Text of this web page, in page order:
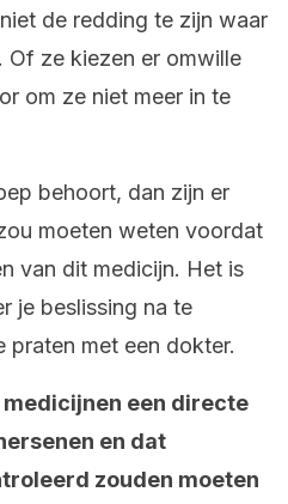
de redding te zijn waar
ze kiezen er omwille
om ze niet meer in te
behoort, dan zijn er
moeten weten voordat
van dit medicijn. Het is
je beslissing na te
praten met een dokter.
een directe
en dat
zouden moeten